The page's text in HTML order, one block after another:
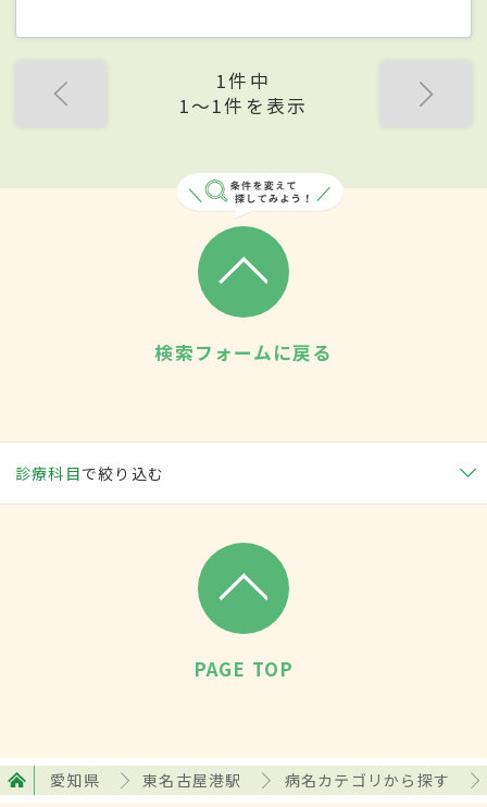
1件中
1〜1件を表示
検索フォームに戻る
診療科目で絞り込む
PAGE TOP
愛知県 東名古屋港駅 病名カテゴリから探す